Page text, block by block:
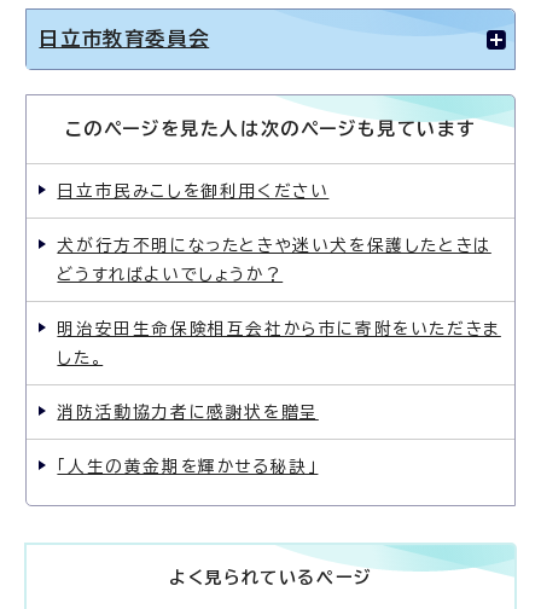
日立市教育委員会
このページを見た人は次のページも見ています
日立市民みこしを御利用ください
犬が行方不明になったときや迷い犬を保護したときは
どうすればよいでしょうか？
明治安田生命保険相互会社から市に寄附をいただきま
した。
消防活動協力者に感謝状を贈呈
「人生の黄金期を輝かせる秘訣」
よく見られているページ